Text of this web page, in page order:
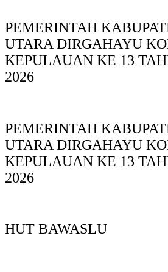
PEMERINTAH
UTARA DIRGAHAYU
KEPULAUAN KE 13
2026
PEMERINTAH
UTARA DIRGAHAYU
KEPULAUAN KE 13
2026
HUT BAWASLU